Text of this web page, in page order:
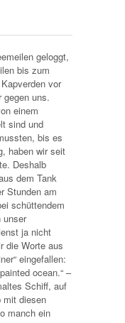
geloggt,
bis zum
vor
uns.
einem
sind und
bis es
haben wir seit
Deshalb
dem Tank
Stunden am
schüttendem
unser
ja nicht
die Worte aus
eingefallen:
ocean.“ –
Schiff, auf
mit diesen
manch ein